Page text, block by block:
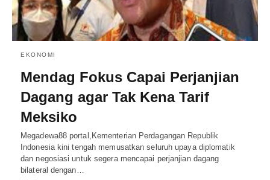
EKONOMI
Mendag Fokus Capai Perjanjian
Dagang agar Tak Kena Tarif
Meksiko
Megadewa88 portal,Kementerian Perdagangan Republik
Indonesia kini tengah memusatkan seluruh upaya diplomatik
dan negosiasi untuk segera mencapai perjanjian dagang
bilateral dengan…